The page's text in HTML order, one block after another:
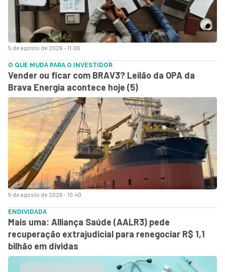
5 de agosto de 2026 - 11:00
5 de agosto de 2026 - 10:40
O QUE MUDA PARA O INVESTIDOR
Vender ou ficar com BRAV3? Leilão da OPA da
Brava Energia acontece hoje (5)
ENDIVIDADA
Mais uma: Alliança Saúde (AALR3) pede
recuperação extrajudicial para renegociar R$ 1,1
bilhão em dívidas